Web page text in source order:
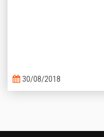
30/08/2018